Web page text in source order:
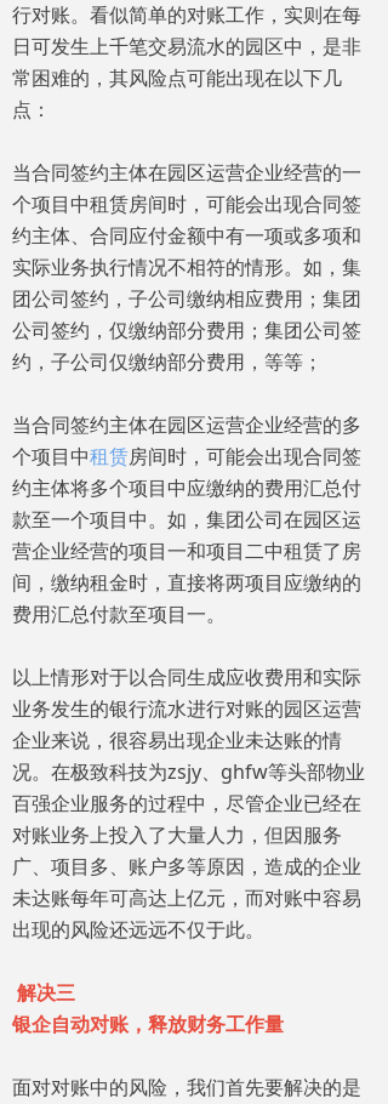
行对账。看似简单的对账工作，实则在每
日可发生上千笔交易流水的园区中，是非
常困难的，其风险点可能出现在以下几
点：
当合同签约主体在园区运营企业经营的一
个项目中租赁房间时，可能会出现合同签
约主体、合同应付金额中有一项或多项和
实际业务执行情况不相符的情形。如，集
团公司签约，子公司缴纳相应费用；集团
公司签约，仅缴纳部分费用；集团公司签
约，子公司仅缴纳部分费用，等等；
当合同签约主体在园区运营企业经营的多
个项目中租赁房间时，可能会出现合同签
约主体将多个项目中应缴纳的费用汇总付
款至一个项目中。如，集团公司在园区运
营企业经营的项目一和项目二中租赁了房
间，缴纳租金时，直接将两项目应缴纳的
费用汇总付款至项目一。
以上情形对于以合同生成应收费用和实际
业务发生的银行流水进行对账的园区运营
企业来说，很容易出现企业未达账的情
况。在极致科技为zsjy、ghfw等头部物业
百强企业服务的过程中，尽管企业已经在
对账业务上投入了大量人力，但因服务
广、项目多、账户多等原因，造成的企业
未达账每年可高达上亿元，而对账中容易
出现的风险还远远不仅于此。
解决三
银企自动对账，释放财务工作量
面对对账中的风险，我们首先要解决的是